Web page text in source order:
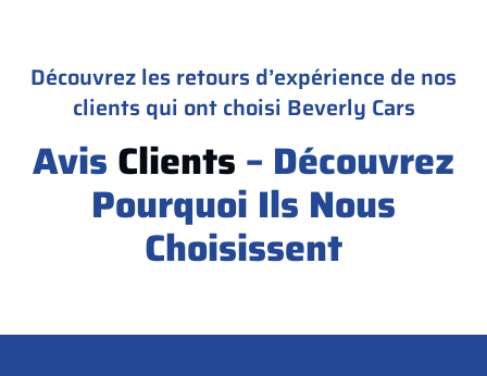
Découvrez les retours d’expérience de nos
clients qui ont choisi Beverly Cars
Avis Clients – Découvrez
Pourquoi Ils Nous
Choisissent